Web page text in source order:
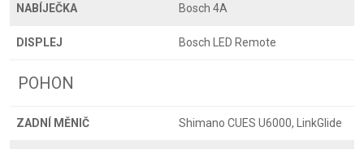
NABÍJEČKA Bosch 4A
DISPLEJ Bosch LED Remote
POHON
ZADNÍ MĚNIČ Shimano CUES U6000, LinkGlide